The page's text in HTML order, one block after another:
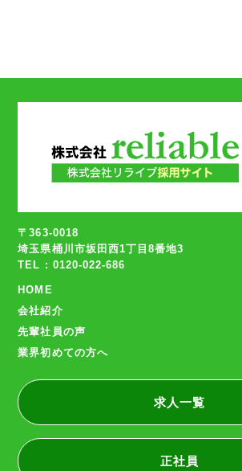
〒363-0018
埼玉県桶川市坂田西1丁目8番地3
TEL : 0120-022-686
HOME
会社紹介
先輩社員の声
業界初めての方へ
求人一覧
正社員